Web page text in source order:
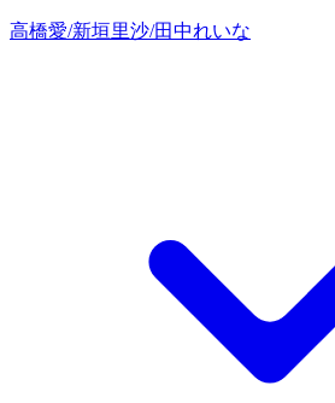
高橋愛/新垣里沙/田中れいな